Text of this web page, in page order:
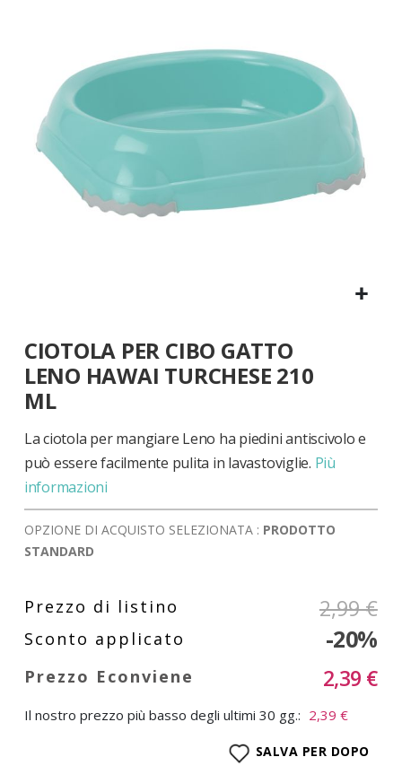
immagini
all'inizio
della
galleria
di
CIOTOLA PER CIBO GATTO
LENO HAWAI TURCHESE 210
ML
La ciotola per mangiare Leno ha piedini antiscivolo e
può essere facilmente pulita in lavastoviglie. Più
informazioni
OPZIONE DI ACQUISTO SELEZIONATA : PRODOTTO
STANDARD
2,99 €
-20%
2,39 €
Il nostro prezzo più basso degli ultimi 30 gg.: 2,39 €
SALVA PER DOPO